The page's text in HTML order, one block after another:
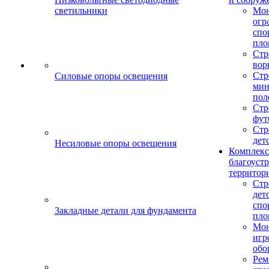
светильники
Силовые опоры освещения
Несиловые опоры освещения
Закладные детали для фундамента